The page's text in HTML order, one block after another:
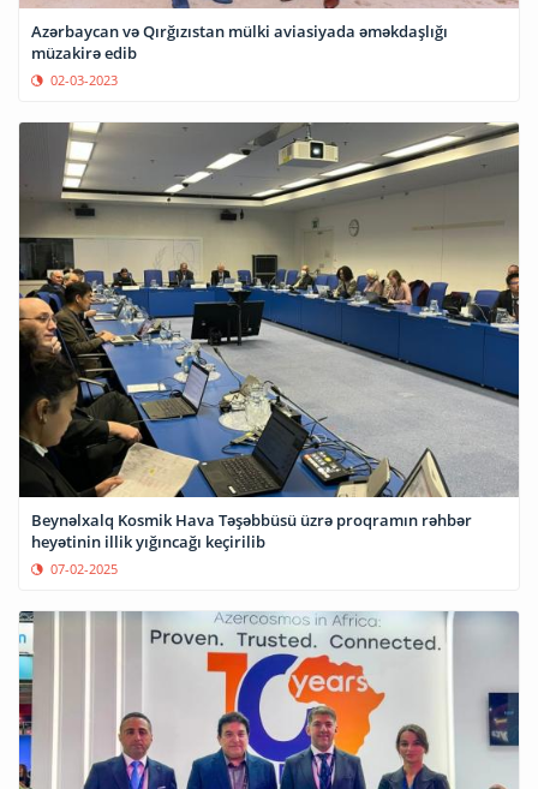
Azərbaycan və Qırğızıstan mülki aviasiyada əməkdaşlığı
müzakirə edib
02-03-2023
Beynəlxalq Kosmik Hava Təşəbbüsü üzrə proqramın rəhbər
heyətinin illik yığıncağı keçirilib
07-02-2025